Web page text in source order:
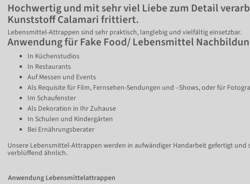
Hochwertig und mit sehr viel Liebe zum Detail
Kunststoff Calamari frittiert.
Lebensmittel-Attrappen sind sehr praktisch, langlebig und vielfältig einsetzbar.
Anwendung für Fake Food/ Lebensmittel
In Küchenstudios
In Restaurants
Auf Messen und Events
Als Requisite für Film, Fernsehen-Sendungen und –Shows, oder für
Im Schaufenster
Als Dekoration in Ihr Zuhause
In Schulen und Kindergärten
Bei Ernährungsberater
Unsere Lebensmittel-Attrappen werden in aufwändiger Handarbeit gefertigt und
verblüffend ähnlich.
Anwendung Lebensmittelattrappen